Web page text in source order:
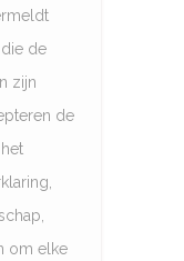
de
zijn
de
om elke